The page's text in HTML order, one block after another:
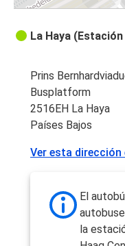
La Haya
Prins
Busplatform
2516EH La Haya
Países Bajos
Ver esta dirección
El
la